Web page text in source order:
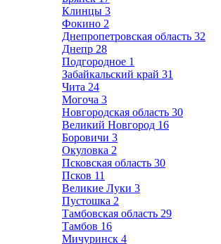
Клинцы 3
Фокино 2
Днепропетровская область 32
Днепр 28
Подгородное 1
Забайкальский край 31
Чита 24
Могоча 3
Новгородская область 30
Великий Новгород 16
Боровичи 3
Окуловка 2
Псковская область 30
Псков 11
Великие Луки 3
Пустошка 2
Тамбовская область 29
Тамбов 16
Мичуринск 4